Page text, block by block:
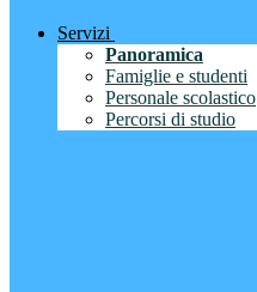
Servizi
Panoramica
Famiglie e studenti
Personale scolastico
Percorsi di studio